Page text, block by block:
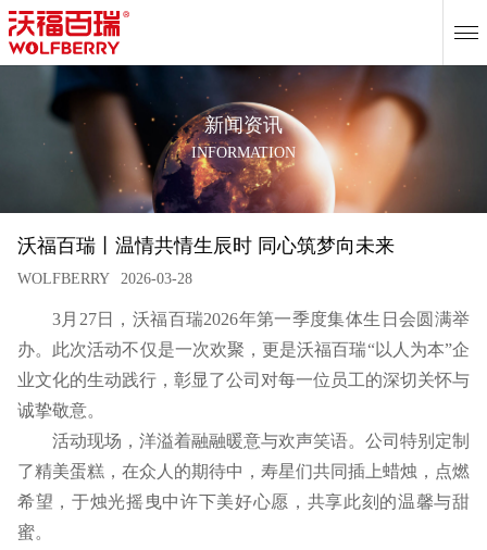
新闻资讯
INFORMATION
沃福百瑞丨温情共情生辰时 同心筑梦向未来
WOLFBERRY 2026-03-28
3月27日，沃福百瑞2026年第一季度集体生日会圆满举
办。此次活动不仅是一次欢聚，更是沃福百瑞“以人为本”企
业文化的生动践行，彰显了公司对每一位员工的深切关怀与
诚挚敬意。
活动现场，洋溢着融融暖意与欢声笑语。公司特别定制
了精美蛋糕，在众人的期待中，寿星们共同插上蜡烛，点燃
希望，于烛光摇曳中许下美好心愿，共享此刻的温馨与甜
蜜。